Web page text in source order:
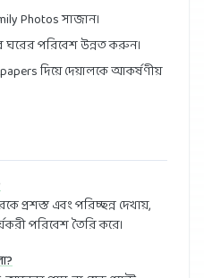
Photos সাজান।
ঘরের পরিবেশ উন্নত করুন।
দিয়ে দেয়ালকে আকর্ষণীয়
প্রশস্ত এবং পরিচ্ছন্ন দেখায়,
পরিবেশ তৈরি করে।